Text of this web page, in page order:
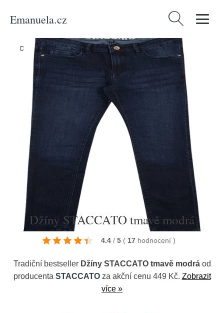
Emanuela.cz Vyhledávání
Domů/Produkty/Děti/ Chlapci /Džíny STACCATO tmavě modrá
Džíny STACCATO tmavě modrá
4.4 / 5 ( 17 hodnocení )
Tradiční bestseller Džíny STACCATO tmavě modráod
producenta STACCATOza akční cenu 449 Kč. Zobrazit
více »